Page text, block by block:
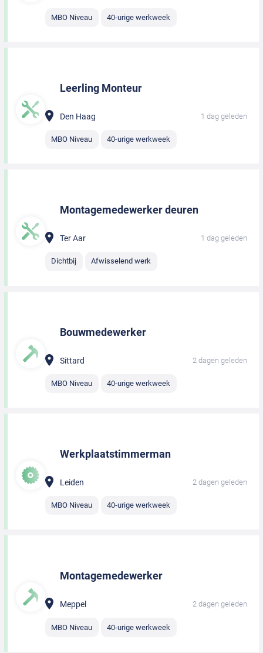
MBO Niveau 40-urige werkweek
Leerling Monteur
Den Haag 1 dag geleden
MBO Niveau 40-urige werkweek
Montagemedewerker deuren
Ter Aar 1 dag geleden
Dichtbij Afwisselend werk
Bouwmedewerker
Sittard 2 dagen geleden
MBO Niveau 40-urige werkweek
Werkplaatstimmerman
Leiden 2 dagen geleden
MBO Niveau 40-urige werkweek
Montagemedewerker
Meppel 2 dagen geleden
MBO Niveau 40-urige werkweek